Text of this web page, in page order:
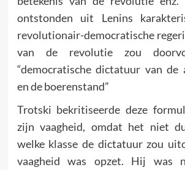
ontstonden uit Lenins
revolutionair-democratische
van de revolutie zou
“democratische dictatuur van de
en de boerenstand”
Trotski bekritiseerde deze
zijn vaagheid, omdat het niet
welke klasse de dictatuur zou
vaagheid was opzet. Hij was